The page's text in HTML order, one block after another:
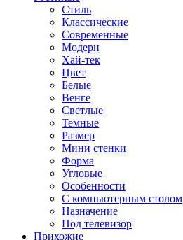
Стиль
Классические
Современные
Модерн
Хай-тек
Цвет
Белые
Венге
Светлые
Темные
Размер
Мини стенки
Форма
Угловые
Особенности
С компьютерным столом
Назначение
Под телевизор
Прихожие